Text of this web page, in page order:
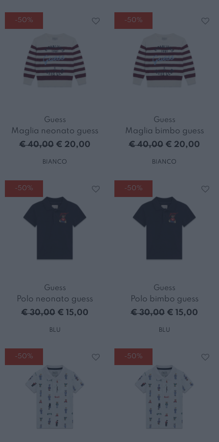
-50%
Guess
Maglia neonato guess
€ 40,00 € 20,00
BIANCO
-50%
Guess
Maglia bimbo guess
€ 40,00 € 20,00
BIANCO
-50%
Guess
Polo neonato guess
€ 30,00 € 15,00
BLU
-50%
Guess
Polo bimbo guess
€ 30,00 € 15,00
BLU
-50% -50%